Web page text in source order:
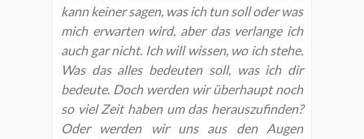
kann keiner sagen, was ich tun soll oder was
mich erwarten wird, aber das verlange ich
auch gar nicht. Ich will wissen, wo ich stehe.
Was das alles bedeuten soll, was ich dir
bedeute. Doch werden wir überhaupt noch
so viel Zeit haben um das herauszufinden?
Oder werden wir uns aus den Augen